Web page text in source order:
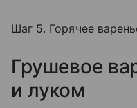
Шаг 5. Горячее
Грушевое
и луком